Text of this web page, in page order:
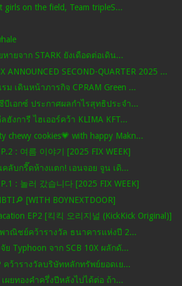
girls on the field, Team tripleS...
ายจาก STARK ยังเดือดต่อเดิน...
ANNOUNCED SECOND-QUARTER 2025 ...
ม เดินหน้าภารกิจ CPRAM Green ...
บีเอกซ์ ประกาศผลกำไรสุทธิประจำ...
ฮังการี ไฮเออร์คว้า KLIMA KFT...
chewy cookies💗 with happy Makn...
: 여름 이야기 [2025 FIX WEEK]
ลับกรี๊ดห้างแตก! เอนจอย จูน เดิ...
: 놀러 갔습니다 [2025 FIX WEEK]
[WITH BOYNEXTDOOR]
EP2 [킥킥 오리지널 (KickKick Original)]
าณิชย์คว้ารางวัล ธนาคารแห่งปี 2...
ย Typhoon จาก SCB 10X ผลักดั...
คว้ารางวัลบริษัทหลักทรัพย์ยอดเย...
เผยทองคำครึ่งปีหลังไปได้ต่อ ถ้า...